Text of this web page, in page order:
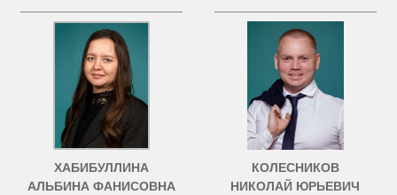
ХАБИБУЛЛИНА
АЛЬБИНА ФАНИСОВНА
КОЛЕСНИКОВ
НИКОЛАЙ ЮРЬЕВИЧ